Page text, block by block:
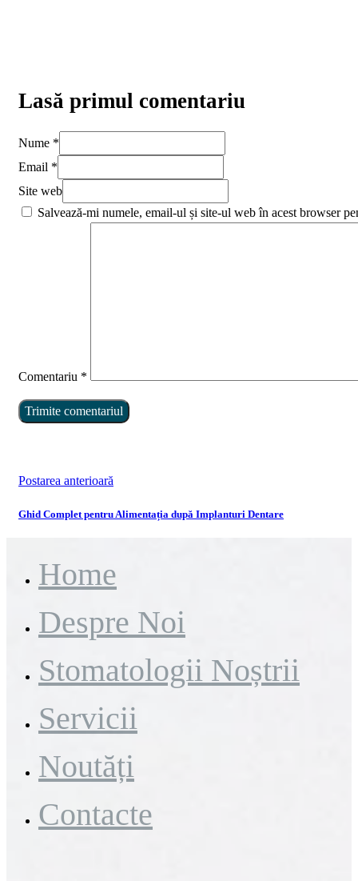
Lasă primul comentariu
Nume *
Email *
Site web
Salvează-mi numele, email-ul și site-ul web în acest browser
Comentariu *
Postarea anterioară
Ghid Complet pentru Alimentația după Implanturi Dentare
Home
Despre Noi
Stomatologii Noștrii
Servicii
Noutăți
Contacte